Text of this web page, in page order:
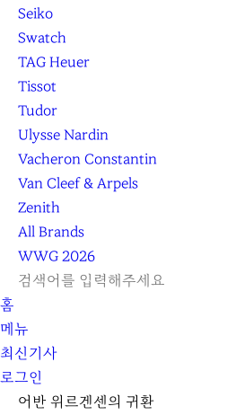
Seiko
Swatch
TAG Heuer
Tissot
Tudor
Ulysse Nardin
Vacheron Constantin
Van Cleef & Arpels
Zenith
All Brands
WWG2026
L
G
I
N
S
A
R
C
H
닫
l
e
a
r
검
색
하
기
홈
메뉴
최신기사
로그인
어반 위르겐센의 귀환